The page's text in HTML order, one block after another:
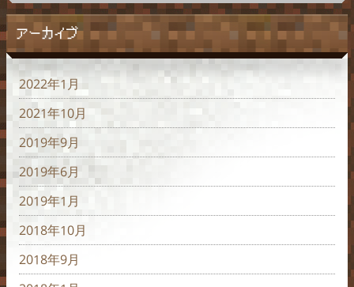
アーカイブ
2022年1月
2021年10月
2019年9月
2019年6月
2019年1月
2018年10月
2018年9月